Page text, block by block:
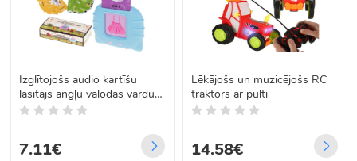
Izglītojošs audio kartīšu
lasītājs angļu valodas vārdu
apguvei, zilā krāsā, 112
7.11€
Lēkājošs un muzicējošs RC
traktors ar pulti
14.58€